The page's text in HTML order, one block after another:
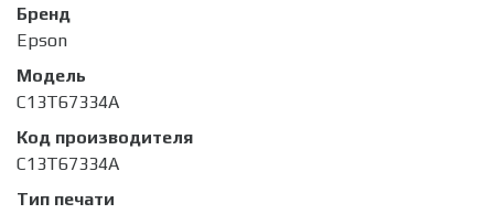
Бренд
Epson
Модель
C13T67334A
Код производителя
C13T67334A
Тип печати